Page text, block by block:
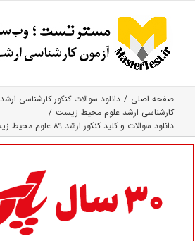
content
صفحه اصلی
دانلود سوالات کنکور کارشناسی ارشد
کارشناسی ارشد علوم محیط‌ زیست
دانلود سوالات و کلید کنکور ارشد ۸۹ علوم محیط زیست (رایگان)